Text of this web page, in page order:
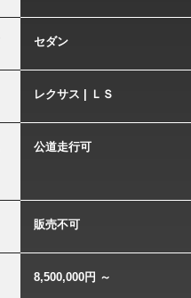
セダン
レクサス | ＬＳ
公道走行可
販売不可
8,500,000円 ～